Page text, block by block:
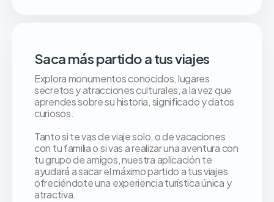
Saca más partido a tus viajes
Explora monumentos conocidos, lugares
secretos y atracciones culturales, a la vez que
aprendes sobre su historia, significado y datos
curiosos.
Tanto si te vas de viaje solo, o de vacaciones
con tu familia o si vas a realizar una aventura con
tu grupo de amigos, nuestra aplicación te
ayudará a sacar el máximo partido a tus viajes
ofreciéndote una experiencia turística única y
atractiva.